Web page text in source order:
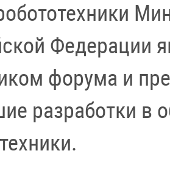
Федерации
форума и
разработки в